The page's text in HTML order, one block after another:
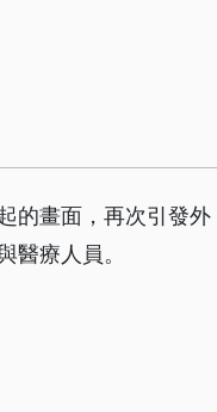
的畫面，再次引發外
醫療人員。